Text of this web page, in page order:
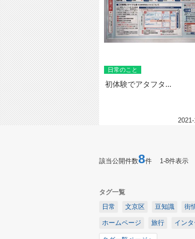
日常のこと
初体験でアタフタ...
該当公開件数8件 1-8件表示
タグ一覧
日常
文京区 豆知識 街
ホームページ 旅行 イン